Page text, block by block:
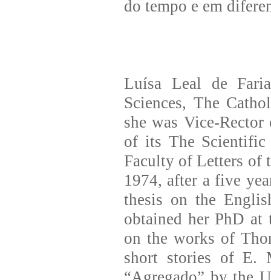
do tempo e em
Luísa Leal de
Sciences, The
she was Vice-
of its The Scientific
Faculty of Letters of
1974, after a five
thesis on the
obtained her PhD
on the works of
short stories of E.